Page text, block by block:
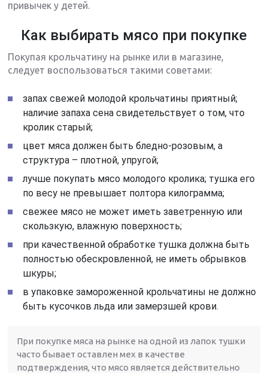
привычек у детей.
Как выбирать мясо при покупке
Покупая крольчатину на рынке или в магазине,
следует воспользоваться такими советами:
запах свежей молодой крольчатины приятный;
наличие запаха сена свидетельствует о том, что
кролик старый;
цвет мяса должен быть бледно-розовым, а
структура – плотной, упругой;
лучше покупать мясо молодого кролика; тушка его
по весу не превышает полтора килограмма;
свежее мясо не может иметь заветренную или
скользкую, влажную поверхность;
при качественной обработке тушка должна быть
полностью обескровленной, не иметь обрывков
шкуры;
в упаковке замороженной крольчатины не должно
быть кусочков льда или замерзшей крови.
При покупке мяса на рынке на одной из лапок тушки
часто бывает оставлен мех в качестве
подтверждения, что мясо является действительно